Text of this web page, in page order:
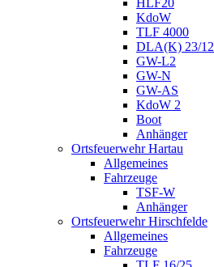
HLF20
KdoW
TLF 4000
DLA(K) 23/12
GW-L2
GW-N
GW-AS
KdoW 2
Boot
Anhänger
Ortsfeuerwehr Hartau
Allgemeines
Fahrzeuge
TSF-W
Anhänger
Ortsfeuerwehr Hirschfelde
Allgemeines
Fahrzeuge